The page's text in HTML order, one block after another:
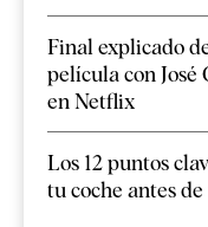
Final explicado
película con José
en Netflix
Los 12 puntos
tu coche antes